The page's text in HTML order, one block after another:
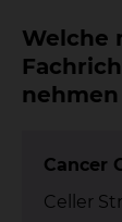
Welche
Cancer
Celler